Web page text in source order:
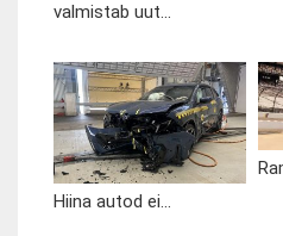
valmistab uut...
Hiina autod ei...